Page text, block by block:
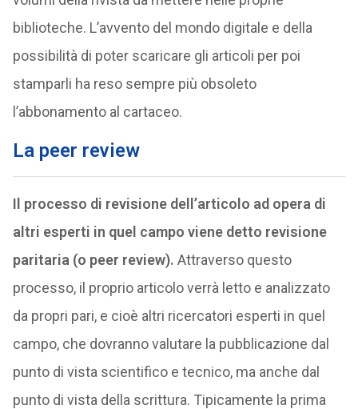
biblioteche. L’avvento del mondo digitale e della
possibilità di poter scaricare gli articoli per poi
stamparli ha reso sempre più obsoleto
l’abbonamento al cartaceo.
La peer review
Il processo di revisione dell’articolo ad opera di
altri esperti in quel campo viene detto revisione
paritaria (o peer review). Attraverso questo
processo, il proprio articolo verrà letto e analizzato
da propri pari, e cioè altri ricercatori esperti in quel
campo, che dovranno valutare la pubblicazione dal
punto di vista scientifico e tecnico, ma anche dal
punto di vista della scrittura. Tipicamente la prima